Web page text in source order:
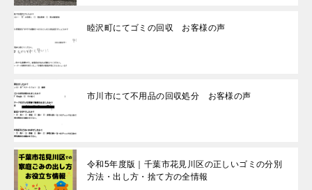
睦沢町にてゴミの回収 お客様の声
市川市にて不用品の回収処分 お客様の声
令和5年度版｜千葉市花見川区の正しいゴミの分別
方法・出し方・捨て方の全情報